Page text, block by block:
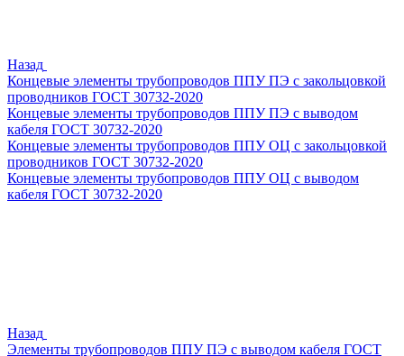
Назад
Концевые элементы трубопроводов ППУ ПЭ с закольцовкой
проводников ГОСТ 30732-2020
Концевые элементы трубопроводов ППУ ПЭ с выводом
кабеля ГОСТ 30732-2020
Концевые элементы трубопроводов ППУ ОЦ с закольцовкой
проводников ГОСТ 30732-2020
Концевые элементы трубопроводов ППУ ОЦ с выводом
кабеля ГОСТ 30732-2020
Назад
Элементы трубопроводов ППУ ПЭ с выводом кабеля ГОСТ